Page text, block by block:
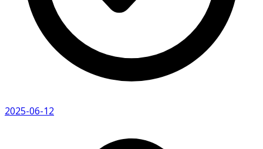
2025-06-12